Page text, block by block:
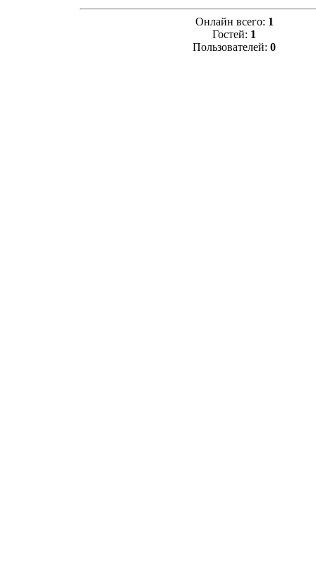
Онлайн всего: 1
Гостей: 1
Пользователей: 0